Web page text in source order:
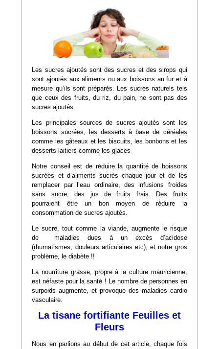
Les sucres ajoutés sont des sucres et des sirops qui
sont ajoutés aux aliments ou aux boissons au fur et à
mesure qu’ils sont préparés. Les sucres naturels tels
que ceux des fruits, du riz, du pain, ne sont pas des
sucres ajoutés.
Les principales sources de sucres ajoutés sont les
boissons sucrées, les desserts à base de céréales
comme les gâteaux et les biscuits, les bonbons et les
desserts laitiers comme les glaces
Notre conseil est de réduire la quantité de boissons
sucrées et d’aliments sucrés chaque jour et de les
remplacer par l’eau ordinaire, des infusions froides
sans sucre, des jus de fruits frais. Des fruits
pourraient être un bon moyen de réduire la
consommation de sucres ajoutés.
Le sucre, tout comme la viande, augmente le risque
de maladies dues à un excès d’acidose
(rhumatismes, douleurs articulaires etc), et notre gros
problème, le diabète !!
La nourriture grasse, propre à la culture mauricienne,
est néfaste pour la santé ! Le nombre de personnes en
surpoids augmente, et provoque des maladies cardio
vasculaire.
La tisane fortifiante Feuilles et
Fleurs
Nous en parlions au début de cet article, chaque fois